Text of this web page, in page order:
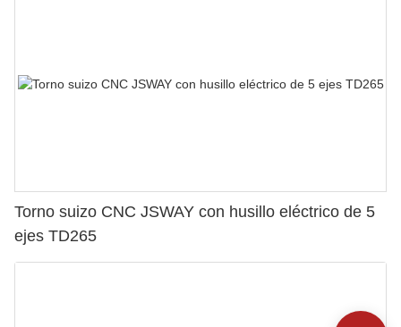
Torno suizo CNC JSWAY con husillo eléctrico de 5
ejes TD265